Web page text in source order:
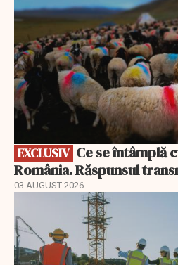
EXCLUSIV
România. Răspunsul
03 AUGUST 2026